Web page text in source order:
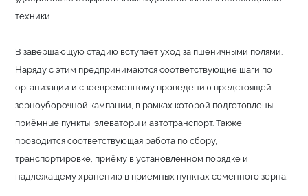
техники.
В завершающую стадию вступает уход за пшеничными полями.
Наряду с этим предпринимаются соответствующие шаги по
организации и своевременному проведению предстоящей
зерноуборочной кампании, в рамках которой подготовлены
приёмные пункты, элеваторы и автотранспорт. Также
проводится соответствующая работа по сбору,
транспортировке, приёму в установленном порядке и
надлежащему хранению в приёмных пунктах семенного зерна.